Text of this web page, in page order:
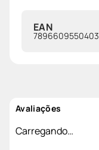
EAN
7896609550403
Avaliações
Carregando…